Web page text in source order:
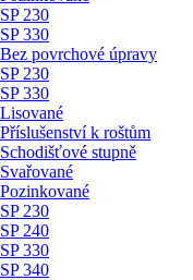
SP 230
SP 330
Bez povrchové úpravy
SP 230
SP 330
Lisované
Příslušenství k roštům
Schodišťové stupně
Svařované
Pozinkované
SP 230
SP 240
SP 330
SP 340